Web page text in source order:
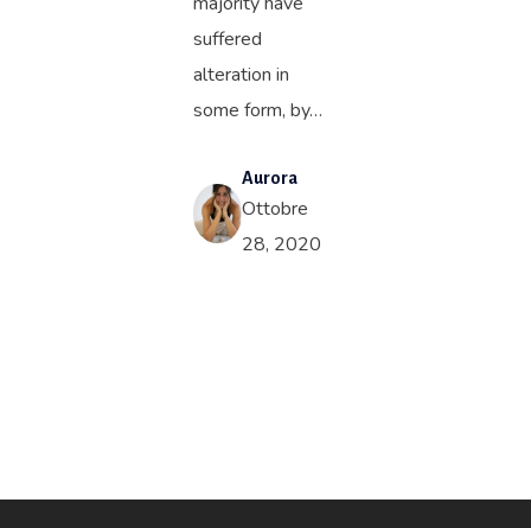
suffered
alteration in
some form, by…
Aurora
Ottobre
28, 2020